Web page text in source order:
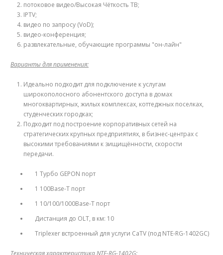
потоковое видео/Высокая Чёткость TВ;
IPTV;
видео по запросу (VoD);
видео-конференция;
развлекательные, обучающие программы "он-лайн"
Варианты для применения:
Идеально подходит для подключение к услугам
широкополосного абонентского доступа в домах
многоквартирных, жилых комплексах, коттеджных поселках,
студенческих городках;
Подходит под построение корпоративных сетей на
стратегических крупных предприятиях, в бизнес-центрах с
высокими требованиями к зищищённости, скорости
передачи.
1 Tурбо GEPON порт
1 100Base-T порт
1 10/100/1000Base-T порт
Дистанция до OLT, в км: 10
Triplexer встроенный для услуги CaTV (под NTE-RG-1402GC)